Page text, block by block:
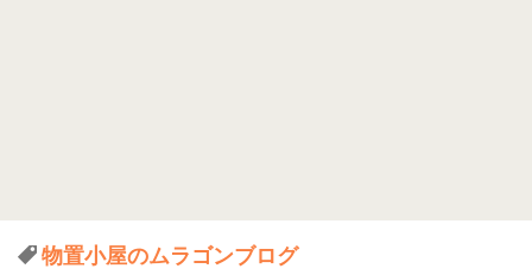
物置小屋のムラゴンブログ